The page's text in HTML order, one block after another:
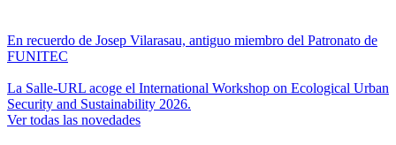
En recuerdo de Josep Vilarasau, antiguo miembro del Patronato de
FUNITEC
La Salle-URL acoge el International Workshop on Ecological Urban
Security and Sustainability 2026.
Ver todas las novedades